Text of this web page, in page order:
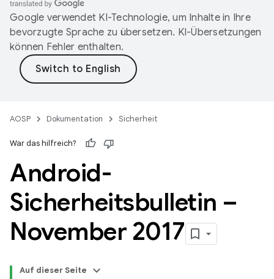
Google verwendet KI-Technologie, um Inhalte in Ihre
bevorzugte Sprache zu übersetzen. KI-Übersetzungen
können Fehler enthalten.
AOSP Dokumentation Sicherheit
War das hilfreich?
Android-
Sicherheitsbulletin –
November 2017
Auf dieser Seite